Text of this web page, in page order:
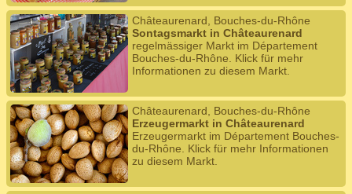
Châteaurenard, Bouches-du-Rhône
Sontagsmarkt in Châteaurenard
regelmässiger Markt im Département
Bouches-du-Rhône. Klick für mehr
Informationen zu diesem Markt.
Châteaurenard, Bouches-du-Rhône
Erzeugermarkt in Châteaurenard
Erzeugermarkt im Département Bouches-
du-Rhône. Klick für mehr Informationen
zu diesem Markt.